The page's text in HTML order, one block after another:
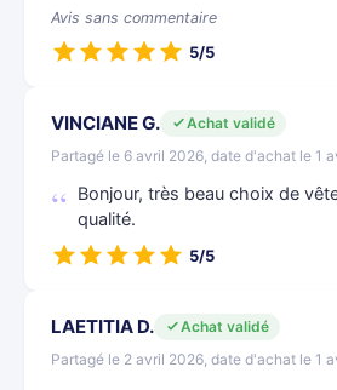
Avis sans commentaire
5/5
VINCIANE G.
Achat validé
Partagé le 6 avril 2026, date d'achat le 1
Bonjour, très beau choix de
qualité.
5/5
LAETITIA D.
Achat validé
Partagé le 2 avril 2026, date d'achat le 1